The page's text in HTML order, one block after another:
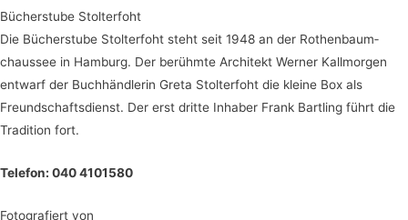
Bücher­stu­be Stolterfoht
Die Bücher­stu­be Stol­ter­foht steht seit 1948 an der Rothen­baum­
chaus­see in Ham­burg. Der berühm­te Archi­tekt Wer­ner Kall­mor­gen
ent­warf der Buch­händ­le­rin Gre­ta Stol­ter­foht die klei­ne Box als
Freund­schafts­dienst. Der erst drit­te Inha­ber Frank Bart­ling führt die
Tra­di­ti­on fort.
Tele­fon: 040 4101580
Foto­gra­fiert von